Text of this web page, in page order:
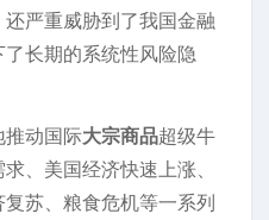
严重威胁到了我国金融
长期的系统性风险隐
推动国际大宗商品超级牛
、美国经济快速上涨、
苏、粮食危机等一系列